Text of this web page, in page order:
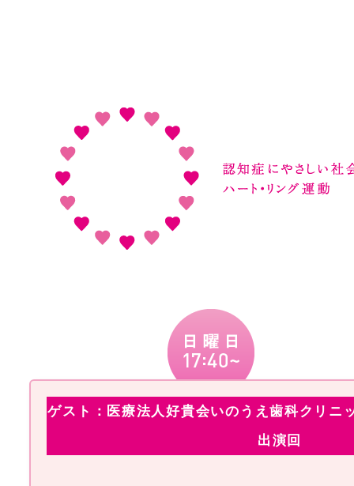
ゲスト：医療法人好貴会いのうえ歯科クリニ
出演回